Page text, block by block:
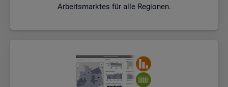
Arbeitsmarktes für alle Regionen.